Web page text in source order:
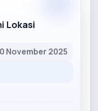
Lokasi
November 2025